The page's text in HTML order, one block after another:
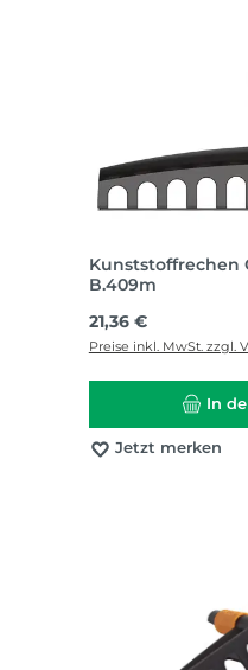
Kunststoffrechen
B.409m
Regulärer Preis:
21,36 €
Preise inkl. MwSt. zzgl.
In
Jetzt merken